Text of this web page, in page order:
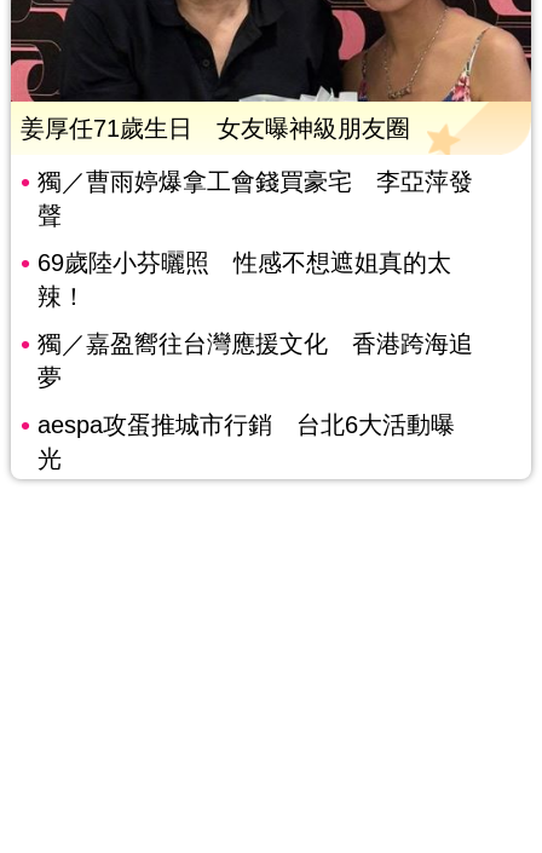
姜厚任71歲生日 女友曝神級朋友圈
獨／曹雨婷爆拿工會錢買豪宅 李亞萍發
聲
69歲陸小芬曬照 性感不想遮姐真的太
辣！
獨／嘉盈嚮往台灣應援文化 香港跨海追
夢
aespa攻蛋推城市行銷 台北6大活動曝
光